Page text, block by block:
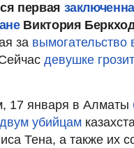
первая
Виктория
за вымогательство
девушке
17 января в Алматы
убийцам
Тена, а также их